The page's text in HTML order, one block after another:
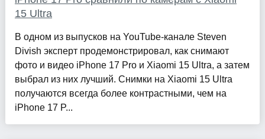
15 Ultra
В одном из выпусков на YouTube-канале Steven
Divish эксперт продемонстрировал, как снимают
фото и видео iPhone 17 Pro и Xiaomi 15 Ultra, а затем
выбрал из них лучший. Снимки на Xiaomi 15 Ultra
получаются всегда более контрастными, чем на
iPhone 17 P...